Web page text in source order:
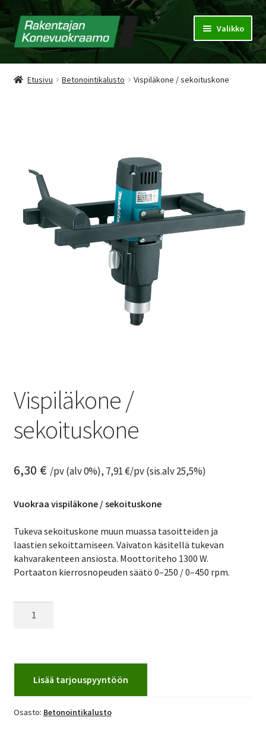
Valikko
Konevuokraamo
Yhteystiedot
Etusivu Betonointikalusto Vispiläkone / sekoituskone
Vispiläkone /
sekoituskone
6,30 € /pv (alv 0%), 7,91€/pv (sis.alv 25,5%)
Vuokraa vispiläkone / sekoituskone
Tukeva sekoituskone muun muassa tasoitteiden ja
laastien sekoittamiseen. Vaivaton käsitellä tukevan
kahvarakenteen ansiosta. Moottoriteho 1300 W.
Portaaton kierrosnopeuden säätö 0–250 / 0–450 rpm.
Lisää tarjouspyyntöön
Osasto: Betonointikalusto